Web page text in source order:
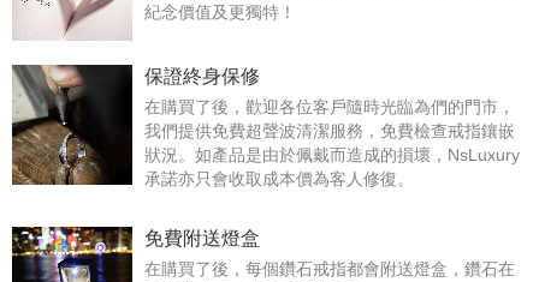
紀念價值及更獨特！
保證終身保修
在購買了後，歡迎各位客戶隨時光臨為們的門市，
我們提供免費超聲波清潔服務，免費檢查戒指鑲嵌
狀況。如產品是由於佩戴而造成的損壞，NsLuxury
承諾亦只會收取成本價為客人修復。
免費附送燈盒
在購買了後，每個鑽石戒指都會附送燈盒，鑽石在